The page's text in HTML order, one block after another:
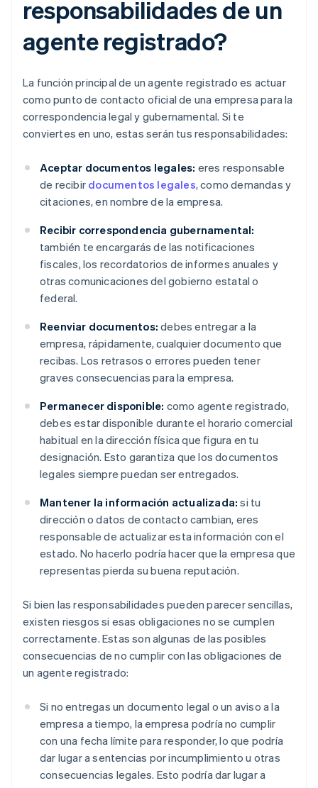
responsabilidades de un
agente registrado?
La función principal de un agente registrado es actuar
como punto de contacto oficial de una empresa para la
correspondencia legal y gubernamental. Si te
conviertes en uno, estas serán tus responsabilidades:
Aceptar documentos legales: eres responsable
de recibir documentos legales, como demandas y
citaciones, en nombre de la empresa.
Recibir correspondencia gubernamental:
también te encargarás de las notificaciones
fiscales, los recordatorios de informes anuales y
otras comunicaciones del gobierno estatal o
federal.
Reenviar documentos: debes entregar a la
empresa, rápidamente, cualquier documento que
recibas. Los retrasos o errores pueden tener
graves consecuencias para la empresa.
Permanecer disponible: como agente registrado,
debes estar disponible durante el horario comercial
habitual en la dirección física que figura en tu
designación. Esto garantiza que los documentos
legales siempre puedan ser entregados.
Mantener la información actualizada: si tu
dirección o datos de contacto cambian, eres
responsable de actualizar esta información con el
estado. No hacerlo podría hacer que la empresa que
representas pierda su buena reputación.
Si bien las responsabilidades pueden parecer sencillas,
existen riesgos si esas obligaciones no se cumplen
correctamente. Estas son algunas de las posibles
consecuencias de no cumplir con las obligaciones de
un agente registrado:
Si no entregas un documento legal o un aviso a la
empresa a tiempo, la empresa podría no cumplir
con una fecha límite para responder, lo que podría
dar lugar a sentencias por incumplimiento u otras
consecuencias legales. Esto podría dar lugar a